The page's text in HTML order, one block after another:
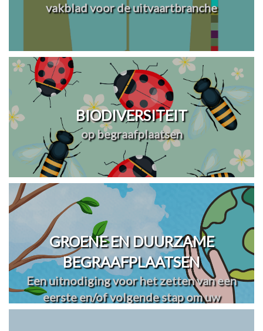
vakblad voor de uitvaartbranche
BIODIVERSITEIT
op begraafplaatsen
GROENE EN DUURZAME
BEGRAAFPLAATSEN
Een uitnodiging voor het zetten van een
eerste en/of volgende stap om uw
begraafplaats(en) te vergroenen en